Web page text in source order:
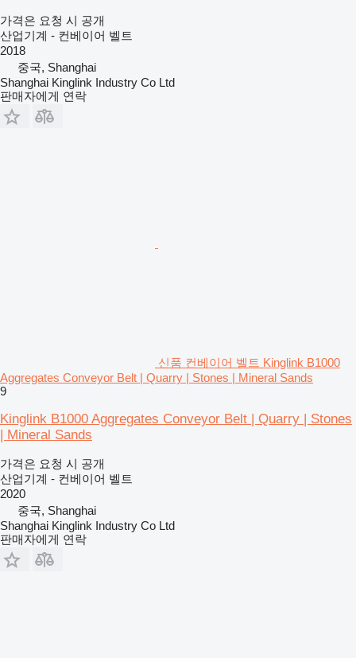
가격은 요청 시 공개
산업기계 - 컨베이어 벨트
2018
중국, Shanghai
Shanghai Kinglink Industry Co Ltd
판매자에게 연락
신품 컨베이어 벨트 Kinglink B1000
Aggregates Conveyor Belt | Quarry | Stones | Mineral Sands
9
Kinglink B1000 Aggregates Conveyor Belt | Quarry | Stones
| Mineral Sands
가격은 요청 시 공개
산업기계 - 컨베이어 벨트
2020
중국, Shanghai
Shanghai Kinglink Industry Co Ltd
판매자에게 연락